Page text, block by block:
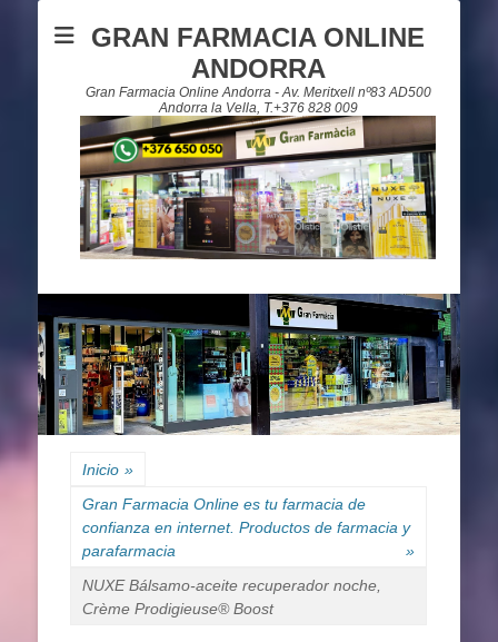
GRAN FARMACIA ONLINE
ANDORRA
Gran Farmacia Online Andorra - Av. Meritxell nº83 AD500
Andorra la Vella, T.+376 828 009
Inicio »
Gran Farmacia Online es tu farmacia de
confianza en internet. Productos de farmacia y
parafarmacia
»
NUXE Bálsamo-aceite recuperador noche,
Crème Prodigieuse® Boost